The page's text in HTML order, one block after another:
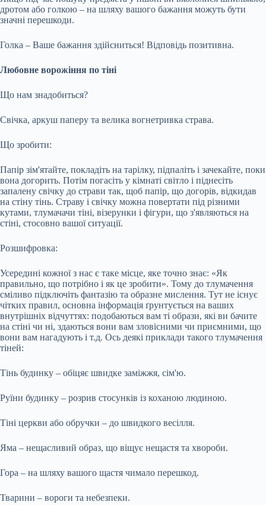
дротом або голкою – на шляху вашого бажання можуть бути
значні перешкоди.
Голка – Ваше бажання здійсниться! Відповідь позитивна.
Любовне ворожіння по тіні
Що нам знадобиться?
Свічка, аркуш паперу та велика вогнетривка страва.
Що зробити:
Папір зім'ятайте, покладіть на тарілку, підпаліть і зачекайте, поки
вона догорить. Потім погасіть у кімнаті світло і піднесіть
запалену свічку до страви так, щоб папір, що догорів, відкидав
на стіну тінь. Страву і свічку можна повертати під різними
кутами, тлумачачи тіні, візерунки і фігури, що з'являються на
стіні, стосовно вашої ситуації.
Розшифровка:
Усередині кожної з нас є таке місце, яке точно знає: «Як
правильно, що потрібно і як це зробити». Тому до тлумачення
сміливо підключіть фантазію та образне мислення. Тут не існує
чітких правил, основна інформація ґрунтується на ваших
внутрішніх відчуттях: подобаються вам ті образи, які ви бачите
на стіні чи ні, здаються вони вам зловісними чи приємними, що
вони вам нагадують і т.д. Ось деякі приклади такого тлумачення
тіней:
Тінь будинку – обіцяє швидке заміжжя, сім'ю.
Руїни будинку – розрив стосунків із коханою людиною.
Тіні церкви або обручки – до швидкого весілля.
Яма – нещасливий образ, що віщує нещастя та хвороби.
Гора – на шляху вашого щастя чимало перешкод.
Тварини – вороги та небезпеки.